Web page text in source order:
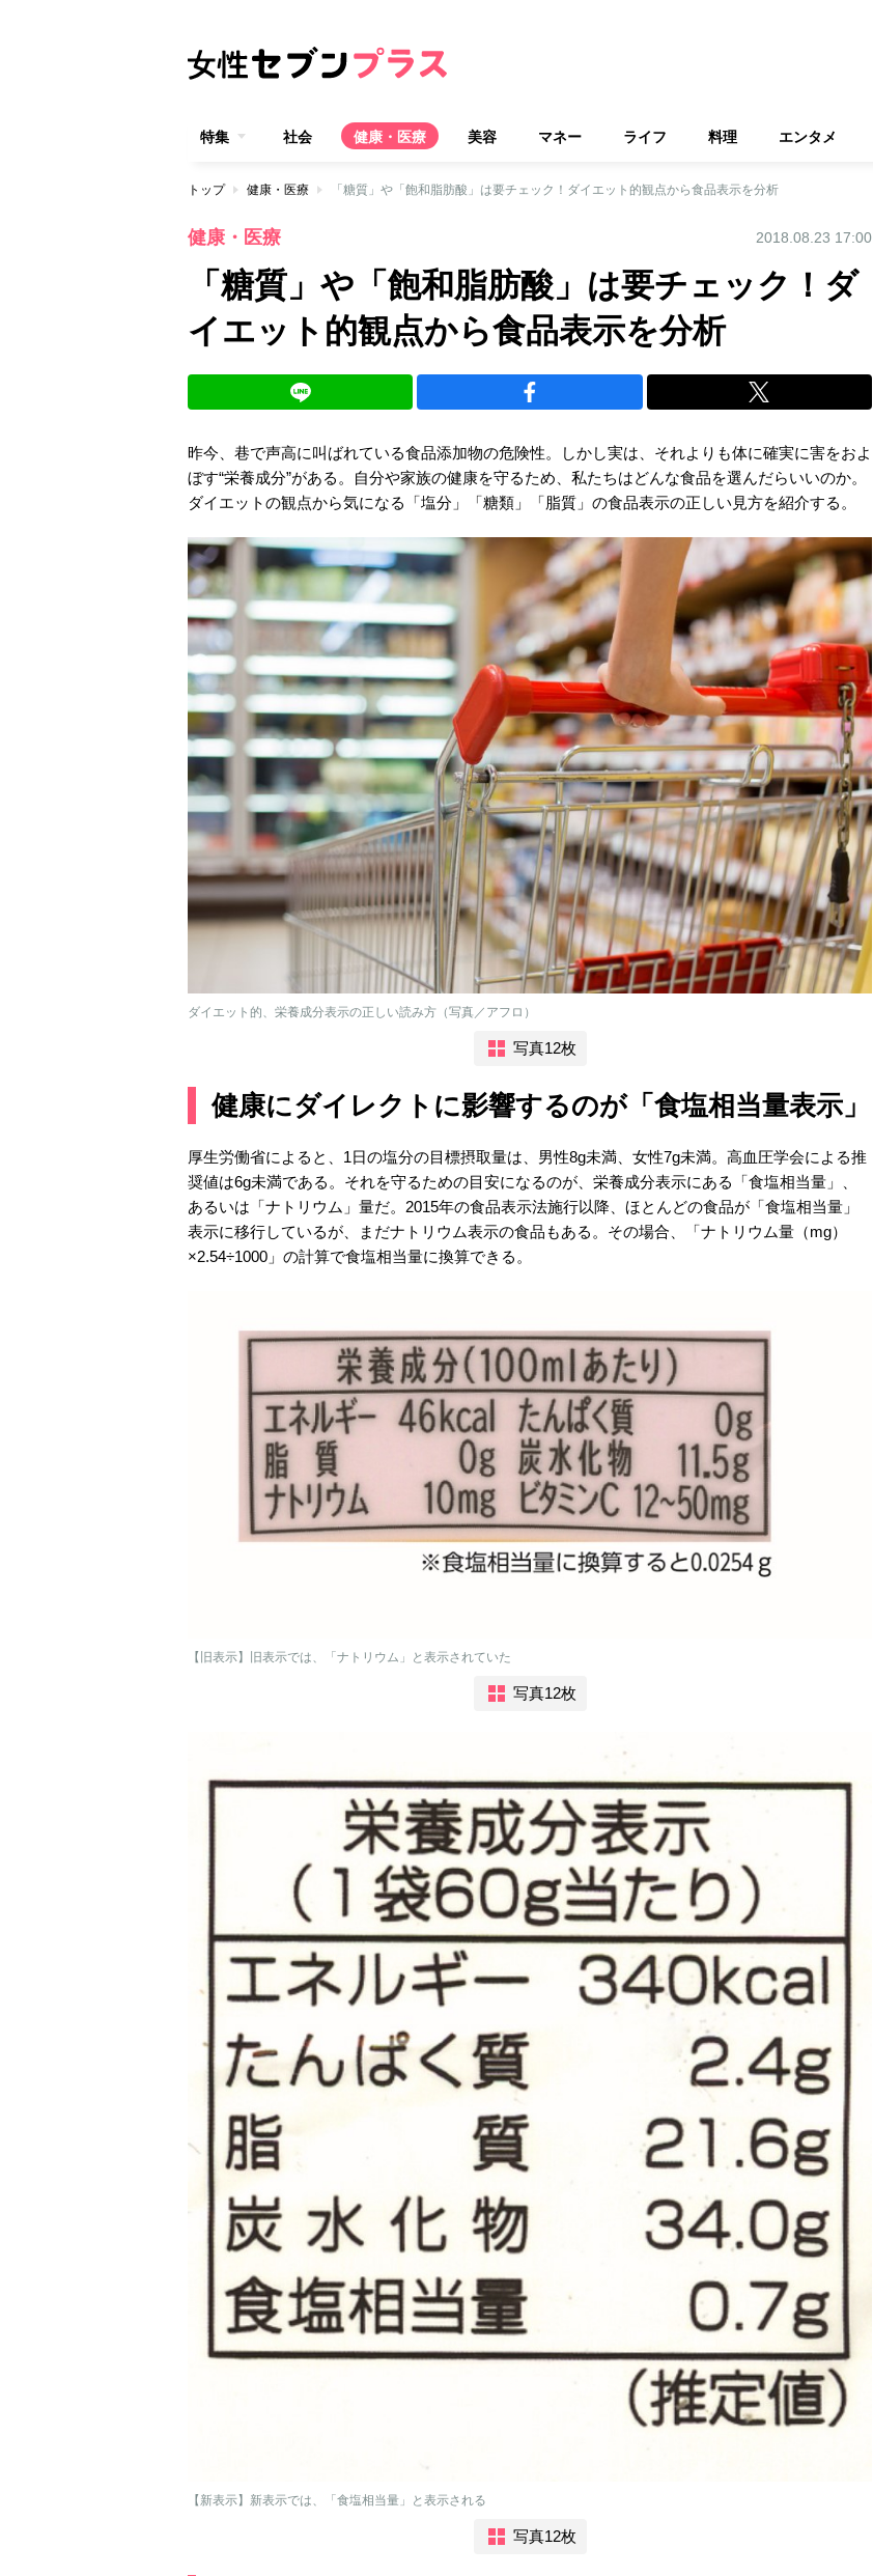
特集 社会 健康・医療 美容 マネー ライフ 料理 エンタメ
トップ 健康・医療 「糖質」や「飽和脂肪酸」は要チェック！ダイエット的観点から食品表示を分析
健康・医療 2018.08.23 17:00
「糖質」や「飽和脂肪酸」は要チェック！ダ
イエット的観点から食品表示を分析
昨今、巷で声高に叫ばれている食品添加物の危険性。しかし実は、それよりも体に確実に害をおよ
ぼす“栄養成分”がある。自分や家族の健康を守るため、私たちはどんな食品を選んだらいいのか。
ダイエットの観点から気になる「塩分」「糖類」「脂質」の食品表示の正しい見方を紹介する。
ダイエット的、栄養成分表示の正しい読み方（写真／アフロ）
写真12枚
健康にダイレクトに影響するのが「食塩相当量表示」
厚生労働省によると、1日の塩分の目標摂取量は、男性8g未満、女性7g未満。高血圧学会による推
奨値は6g未満である。それを守るための目安になるのが、栄養成分表示にある「食塩相当量」、
あるいは「ナトリウム」量だ。2015年の食品表示法施行以降、ほとんどの食品が「食塩相当量」
表示に移行しているが、まだナトリウム表示の食品もある。その場合、「ナトリウム量（mg）
×2.54÷1000」の計算で食塩相当量に換算できる。
【旧表示】旧表示では、「ナトリウム」と表示されていた
写真12枚
【新表示】新表示では、「食塩相当量」と表示される
写真12枚